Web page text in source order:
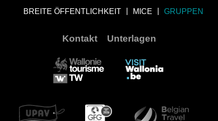
BREITE ÖFFENTLICHKEIT MICE GRUPPEN
Kontakt Unterlagen